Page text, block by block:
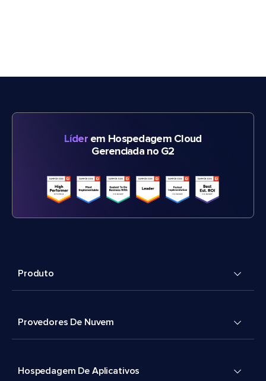
Líderem Hospedagem Cloud
Gerenciada no G2
Produto
Provedores De Nuvem
Hospedagem De Aplicativos